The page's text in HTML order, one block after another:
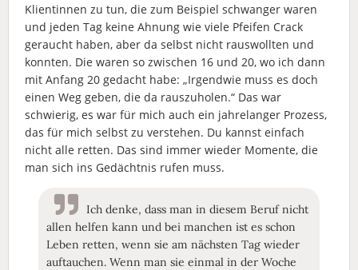
Klientinnen zu tun, die zum Beispiel schwanger waren
und jeden Tag keine Ahnung wie viele Pfeifen Crack
geraucht haben, aber da selbst nicht rauswollten und
konnten. Die waren so zwischen 16 und 20, wo ich dann
mit Anfang 20 gedacht habe: „Irgendwie muss es doch
einen Weg geben, die da rauszuholen.“ Das war
schwierig, es war für mich auch ein jahrelanger Prozess,
das für mich selbst zu verstehen. Du kannst einfach
nicht alle retten. Das sind immer wieder Momente, die
man sich ins Gedächtnis rufen muss.
Ich denke, dass man in diesem Beruf nicht
allen helfen kann und bei manchen ist es schon
Leben retten, wenn sie am nächsten Tag wieder
auftauchen. Wenn man sie einmal in der Woche